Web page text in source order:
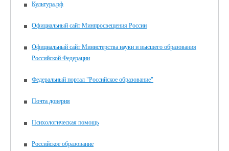
Культура.рф
Официальный сайт Минпросвещения России
Официальный сайт Министерства науки и высшего образования
Российской Федерации
Федеральный портал "Российское образование"
Почта доверия
Психологическая помощь
Российское образование